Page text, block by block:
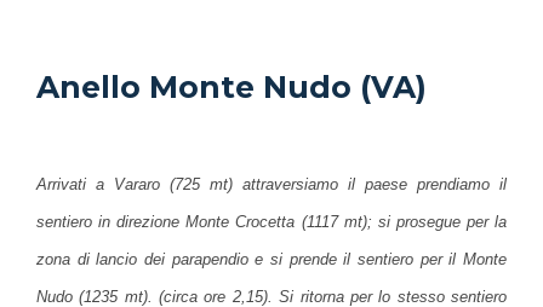
Anello Monte Nudo (VA)
Arrivati a Vararo (725 mt) attraversiamo il paese prendiamo il
sentiero in direzione Monte Crocetta (1117 mt); si prosegue per la
zona di lancio dei parapendio e si prende il sentiero per il Monte
Nudo (1235 mt). (circa ore 2,15). Si ritorna per lo stesso sentiero